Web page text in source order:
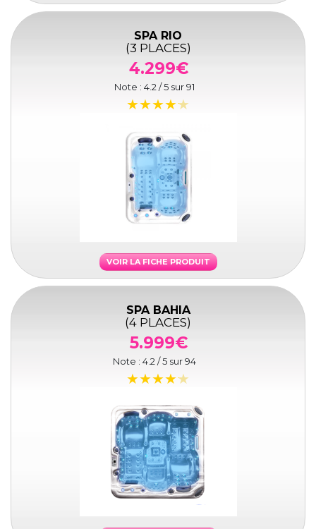
SPA RIO
(3 PLACES)
4.299€
Note : 4.2 / 5 sur91
VOIR LA FICHE PRODUIT
SPA BAHIA
(4 PLACES)
5.999€
Note : 4.2 / 5 sur94